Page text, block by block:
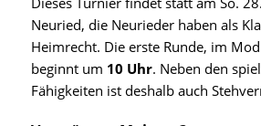
Neuried, die Neurieder haben als
Heimrecht. Die erste Runde, im
beginnt um 10 Uhr. Neben den
Fähigkeiten ist deshalb auch